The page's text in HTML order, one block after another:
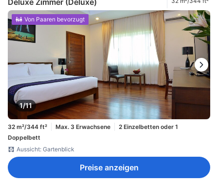
1/11
Von Paaren bevorzugt
32 m²/344 ft² Max. 3 Erwachsene
2 Einzelbetten oder 1
Doppelbett
Aussicht: Gartenblick
Preise anzeigen